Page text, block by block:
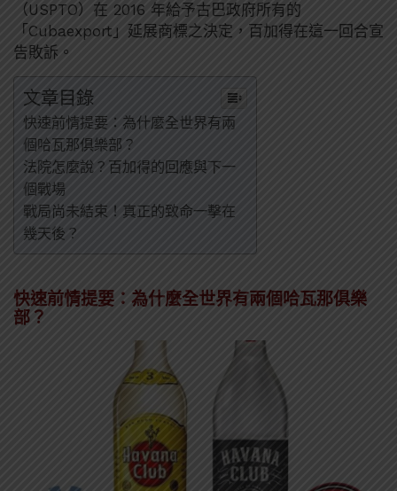
（USPTO）在 2016 年給予古巴政府所有的
「Cubaexport」延展商標之決定，百加得在這一回合宣
告敗訴。
文章目錄
快速前情提要：為什麼全世界有兩
個哈瓦那俱樂部？
法院怎麼說？百加得的回應與下一
個戰場
戰局尚未結束！真正的致命一擊在
幾天後？
快速前情提要：為什麼全世界有兩個哈瓦那俱樂
部？